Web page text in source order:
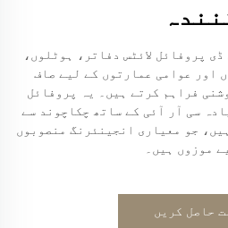
پروفائل لائٹس دفاتر، ہوٹلوں،
اور عوامی عمارتوں کے لیے صاف
فراہم کرتے ہیں۔ یہ پروفائل
سی آر آئی کے ساتھ چکاچوند سے
جو معیاری انجینئرنگ منصوبوں
موزوں ہیں۔
حاصل کریں